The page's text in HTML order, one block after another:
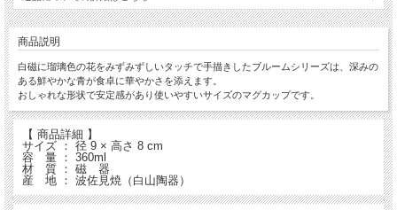
商品説明
白磁に瑠璃色の花をみずみずしいタッチで手描きしたブルームシリーズは、深みの
ある鮮やかな青が食卓に華やかさを添えます。
おしゃれな形状で安定感があり使いやすいサイズのマグカップです。
【 商品詳細 】
サイズ ： 径 9 × 高さ 8 cm
容 量 ： 360ml
材 質 ： 磁 器
産 地 ： 波佐見焼（白山陶器）